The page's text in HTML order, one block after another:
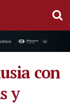
con
y